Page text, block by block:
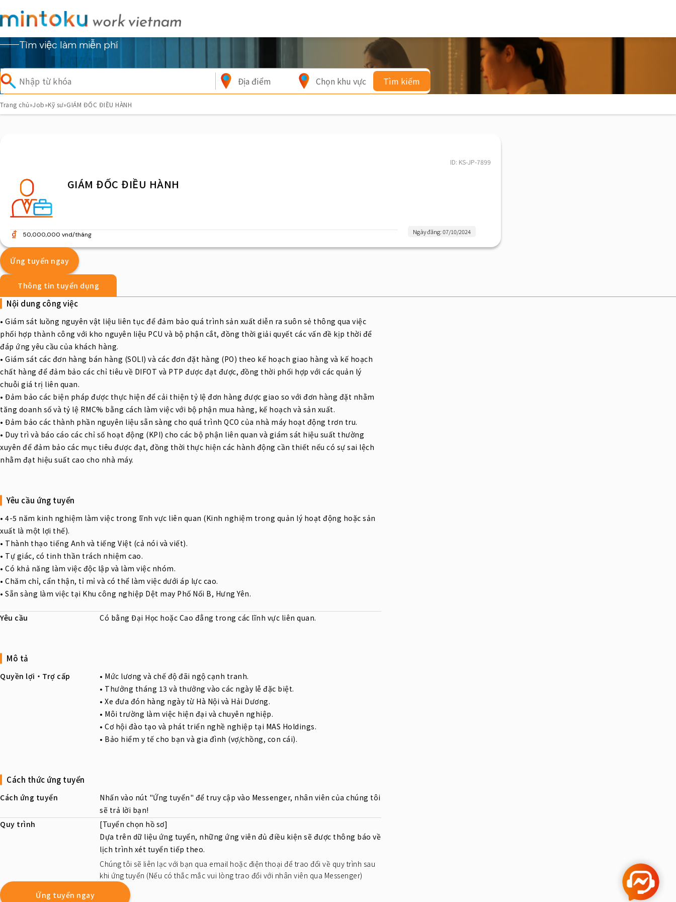
Tìm việc làm miễn phí
Địa điểm Chọn khu vực Tìm kiếm
Trang chủ»Job»Kỹ sư»GIÁM ĐỐC ĐIỀU HÀNH
ID: KS-JP-7899
Ngày đăng: 07/10/2024
GIÁM ĐỐC ĐIỀU HÀNH
50,000,000 vnd/tháng
Ứng tuyển ngay
Thông tin tuyển dụng
Nội dung công việc
• Giám sát luồng nguyên vật liệu liên tục để đảm bảo quá trình sản xuất diễn ra suôn sẻ thông qua việc
phối hợp thành công với kho nguyên liệu PCU và bộ phận cắt, đồng thời giải quyết các vấn đề kịp thời để
đáp ứng yêu cầu của khách hàng.
• Giám sát các đơn hàng bán hàng (SOLI) và các đơn đặt hàng (PO) theo kế hoạch giao hàng và kế hoạch
chất hàng để đảm bảo các chỉ tiêu về DIFOT và PTP được đạt được, đồng thời phối hợp với các quản lý
chuỗi giá trị liên quan.
• Đảm bảo các biện pháp được thực hiện để cải thiện tỷ lệ đơn hàng được giao so với đơn hàng đặt nhằm
tăng doanh số và tỷ lệ RMC% bằng cách làm việc với bộ phận mua hàng, kế hoạch và sản xuất.
• Đảm bảo các thành phần nguyên liệu sẵn sàng cho quá trình QCO của nhà máy hoạt động trơn tru.
• Duy trì và báo cáo các chỉ số hoạt động (KPI) cho các bộ phận liên quan và giám sát hiệu suất thường
xuyên để đảm bảo các mục tiêu được đạt, đồng thời thực hiện các hành động cần thiết nếu có sự sai lệch
nhằm đạt hiệu suất cao cho nhà máy.
Yêu cầu ứng tuyển
• 4-5 năm kinh nghiệm làm việc trong lĩnh vực liên quan (Kinh nghiệm trong quản lý hoạt động hoặc sản
xuất là một lợi thế).
• Thành thạo tiếng Anh và tiếng Việt (cả nói và viết).
• Tự giác, có tinh thần trách nhiệm cao.
• Có khả năng làm việc độc lập và làm việc nhóm.
• Chăm chỉ, cẩn thận, tỉ mỉ và có thể làm việc dưới áp lực cao.
• Sẵn sàng làm việc tại Khu công nghiệp Dệt may Phố Nối B, Hưng Yên.
Yêu cầu Có bằng Đại Học hoặc Cao đẳng trong các lĩnh vực liên quan.
Mô tả
Quyền lợi・Trợ cấp
• Mức lương và chế độ đãi ngộ cạnh tranh.
• Thưởng tháng 13 và thưởng vào các ngày lễ đặc biệt.
• Xe đưa đón hàng ngày từ Hà Nội và Hải Dương.
• Môi trường làm việc hiện đại và chuyên nghiệp.
• Cơ hội đào tạo và phát triển nghề nghiệp tại MAS Holdings.
• Bảo hiểm y tế cho bạn và gia đình (vợ/chồng, con cái).
Cách thức ứng tuyển
Cách ứng tuyển
Nhấn vào nút "Ứng tuyển" để truy cập vào Messenger, nhân viên của chúng tôi
sẽ trả lời bạn!
Quy trình
[Tuyển chọn hồ sơ]
Dựa trên dữ liệu ứng tuyển, những ứng viên đủ điều kiện sẽ được thông báo về
lịch trình xét tuyển tiếp theo.
Chúng tôi sẽ liên lạc với bạn qua email hoặc điện thoại để trao đổi về quy trình sau
khi ứng tuyển (Nếu có thắc mắc vui lòng trao đổi với nhân viên qua Messenger)
Ứng tuyển ngay